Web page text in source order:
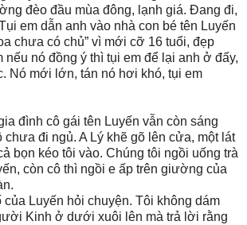
đèo đầu mùa đông, lạnh giá. Đang đi,
em dẫn anh vào nhà con bé tên Luyến
chưa có chủ” vì mới cỡ 16 tuổi, đẹp
nếu nó đồng ý thì tụi em để lại anh ở đấy,
Nó mới lớn, tán nó hơi khó, tụi em
đình cô gái tên Luyến vẫn còn sáng
chưa đi ngủ. A Lý khẽ gõ lên cửa, một lát
bọn kéo tôi vào. Chúng tôi ngồi uống trà
còn cô thì ngồi e ấp trên giường của
của Luyến hỏi chuyện. Tôi không dám
Kinh ở dưới xuôi lên mà trả lời rằng